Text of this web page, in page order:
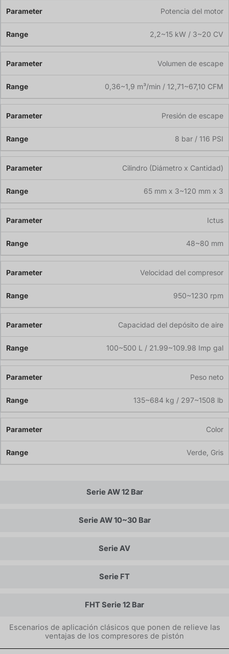
Serie AW 12 Bar
Serie AW 10~30 Bar
Serie AV
Serie FT
FHT Serie 12 Bar
Potencia del motor
2,2~15 kW / 3~20 CV
Volumen de escape
0,36~1,9 m³/min / 12,71~67,10 CFM
Presión de escape
8 bar / 116 PSI
Cilindro (Diámetro x Cantidad)
65 mm x 3~120 mm x 3
Ictus
48~80 mm
Velocidad del compresor
950~1230 rpm
Capacidad del depósito de aire
100~500 L / 21.99~109.98 Imp gal
Peso neto
135~684 kg / 297~1508 lb
Color
Verde, Gris
Escenarios de aplicación clásicos que ponen de relieve las
ventajas de los compresores de pistón